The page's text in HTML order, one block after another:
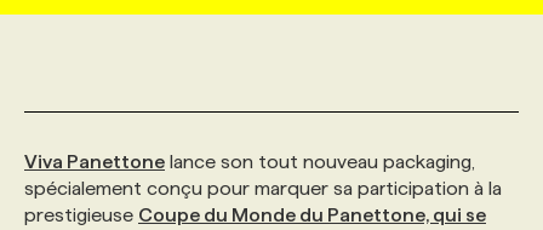
INITIATIVES NUMÉRIQUES
PRIX ET DISTINCTIONS
MARKETING DURABLE
GEO/SEO
ANNONCEZ AVEC NOUS
PROFIL ENTREPRISE
FAQ
PROFIL CANDIDAT
ANNONCEZ AVEC NOUS
NOS PARCOURS DE FORMATIONS
FORMATIONS PERSONNALISÉES
SERVICE DE CHASSE DE TÊTE
NOS TARIFS
Viva Panettone lance son tout nouveau packaging,
spécialement conçu pour marquer sa participation à la
prestigieuse Coupe du Monde du Panettone, qui se